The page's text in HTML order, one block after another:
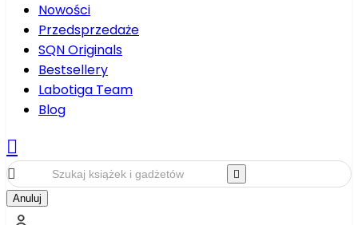
Nowości
Przedsprzedaże
SQN Originals
Bestsellery
Labotiga Team
Blog



Anuluj